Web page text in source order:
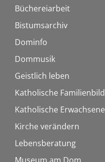
Büchereiarbeit
Bistumsarchiv
Dominfo
Dommusik
Geistlich leben
Katholische
Katholische
Kirche verändern
Lebensberatung
Museum am Dom